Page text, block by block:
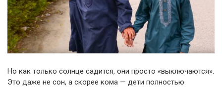
Но как только солнце садится, они просто «выключаются».
Это даже не сон, а скорее кома — дети полностью